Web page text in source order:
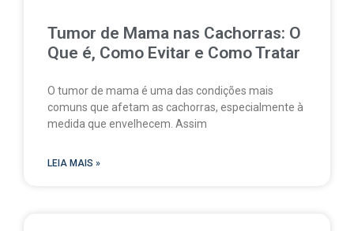
Tumor de Mama nas Cachorras: O
Que é, Como Evitar e Como Tratar
O tumor de mama é uma das condições mais
comuns que afetam as cachorras, especialmente à
medida que envelhecem. Assim
LEIA MAIS »